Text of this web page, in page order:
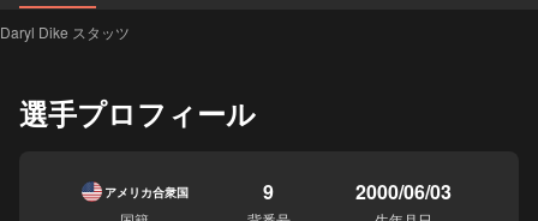
Daryl Dike スタッツ
選手プロフィール
アメリカ合衆国 9 2000/06/03